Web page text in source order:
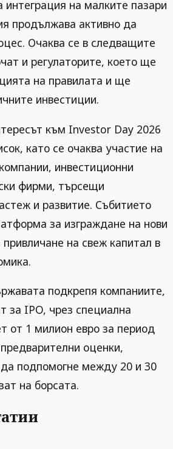
на малките пазари
продължава активно да
Очаква се в следващите
и регулаторите, което ще
на правилата и ще
инвестиции.
към Investor Day 2026
като се очаква участие на
инвестиционни
фирми, търсещи
и развитие. Събитието
за изграждане на нови
привличане на свеж капитал в
подкрепя компаниите,
за IPO, чрез специална
от 1 милион евро за период
оценки,
подпомогне между 20 и 30
на борсата.